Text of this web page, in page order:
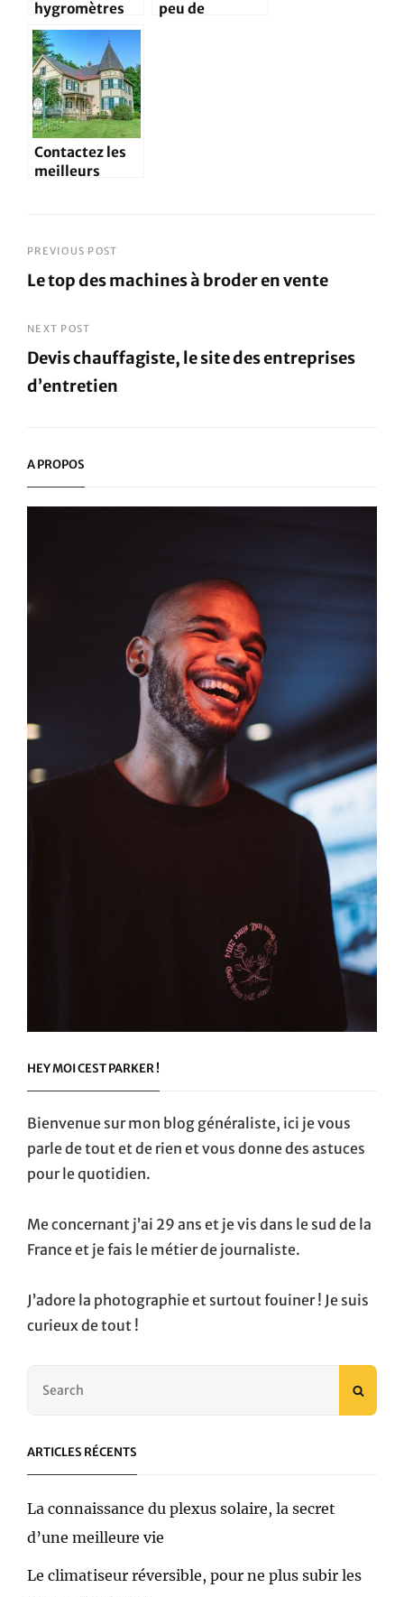
hygromètres
vendus à bon
prix?
peu de
Contactez les
meilleurs
Navigation
de
l’article
PREVIOUS POST
Le top des machines à broder en vente
Post
NEXT POST
Devis chauffagiste, le site des entreprises
d’entretien
A PROPOS
HEY MOI CEST PARKER !
Bienvenue sur mon blog généraliste, ici je vous
parle de tout et de rien et vous donne des astuces
pour le quotidien.
Me concernant j’ai 29 ans et je vis dans le sud de la
France et je fais le métier de journaliste.
J’adore la photographie et surtout fouiner ! Je suis
curieux de tout !
ARTICLES RÉCENTS
La connaissance du plexus solaire, la secret
d’une meilleure vie
Le climatiseur réversible, pour ne plus subir les